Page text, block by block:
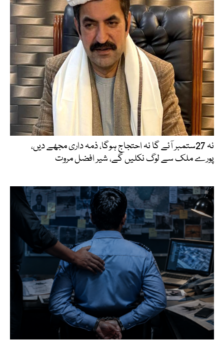
نہ 27ستمبر آئے گا نہ احتجاج ہوگا، ذمہ داری مجھے دیں،
پورے ملک سے لوگ نکلیں گے، شیر افضل مروت